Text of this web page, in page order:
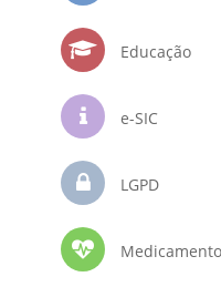
Educação
e-SIC
LGPD